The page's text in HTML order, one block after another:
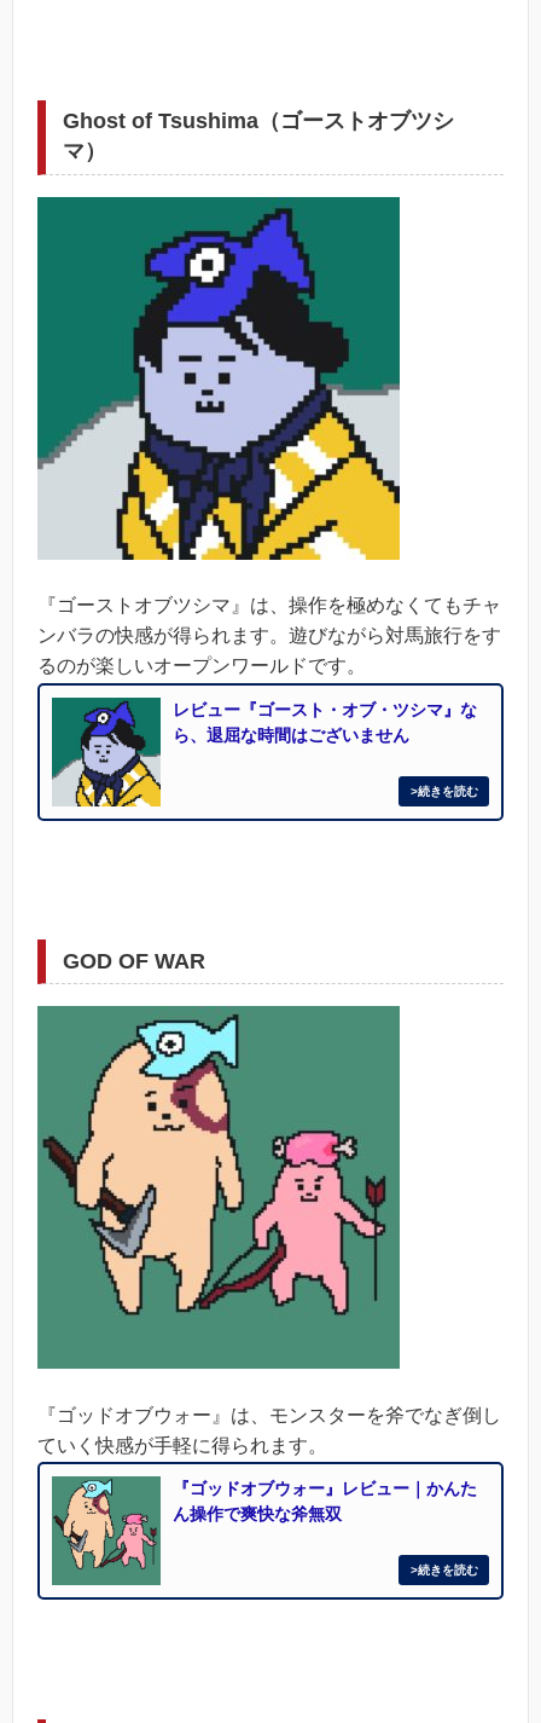
Ghost of Tsushima（ゴーストオブツシ
マ）
『ゴーストオブツシマ』は、操作を極めなくてもチャ
ンバラの快感が得られます。遊びながら対馬旅行をす
るのが楽しいオープンワールドです。
レビュー『ゴースト・オブ・ツシマ』な
ら、退屈な時間はございません
GOD OF WAR
『ゴッドオブウォー』は、モンスターを斧でなぎ倒し
ていく快感が手軽に得られます。
『ゴッドオブウォー』レビュー｜かんた
ん操作で爽快な斧無双